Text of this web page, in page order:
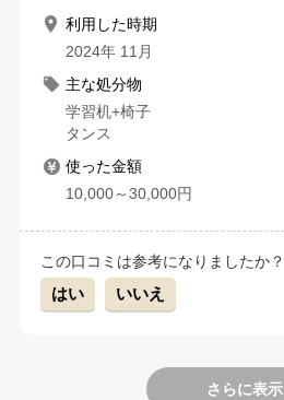
利用した時期
2024年 11月
主な処分物
学習机+椅子
タンス
使った金額
10,000～30,000円
この口コミは参考になりましたか？
はい いいえ
さらに表示